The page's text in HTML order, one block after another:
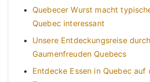
Quebecer Wurst macht
Quebec interessant
Unsere Entdeckungsreise
Gaumenfreuden Quebecs
Entdecke Essen in Quebec auf